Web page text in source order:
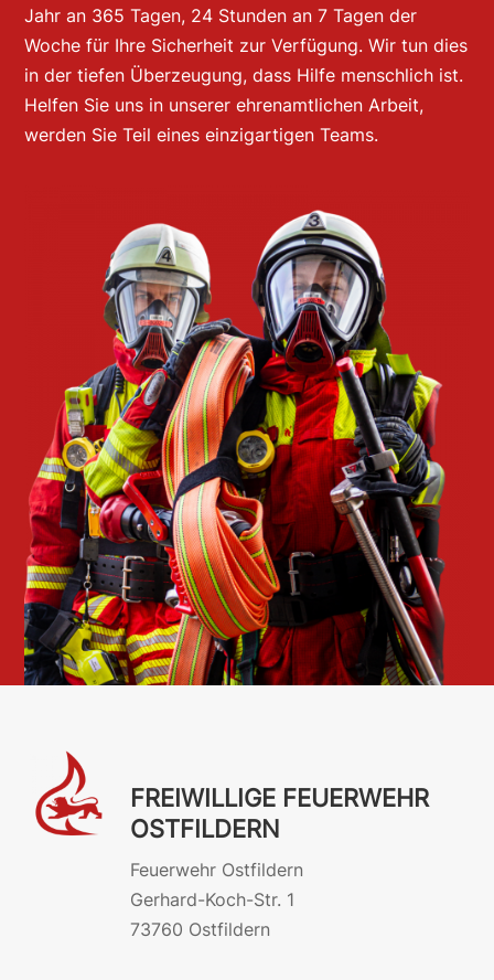
Jahr an 365 Tagen, 24 Stunden an 7 Tagen der
Woche für Ihre Sicherheit zur Verfügung. Wir tun dies
in der tiefen Überzeugung, dass Hilfe menschlich ist.
Helfen Sie uns in unserer ehrenamtlichen Arbeit,
werden Sie Teil eines einzigartigen Teams.
FREIWILLIGE FEUERWEHR
OSTFILDERN
Feuerwehr Ostfildern
Gerhard-Koch-Str. 1
73760 Ostfildern